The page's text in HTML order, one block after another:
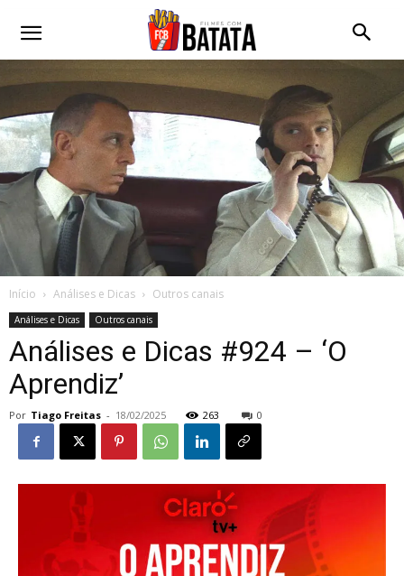
Início Análises e Dicas Outros canais
Análises e Dicas Outros canais
Análises e Dicas #924 – ‘O
Aprendiz’
Por Tiago Freitas - 18/02/2025 263 0